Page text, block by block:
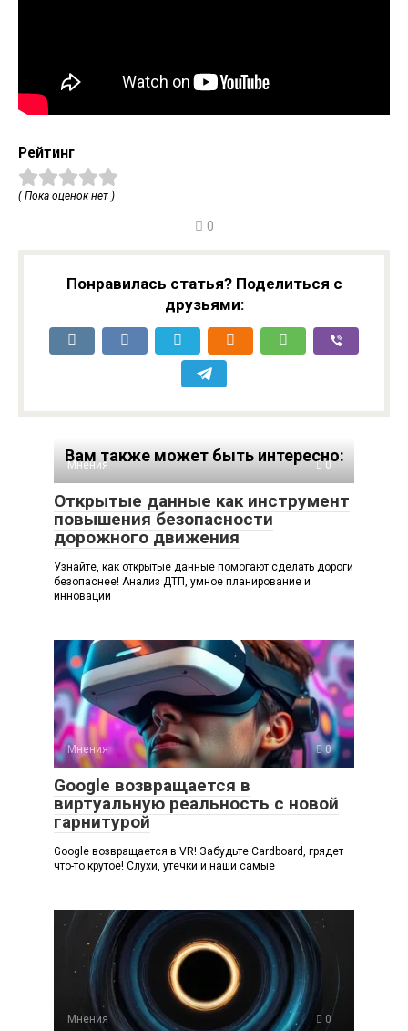
Рейтинг
( Пока оценок нет )
0
Понравилась статья? Поделиться с
друзьями:
Вам также может быть интересно:
Мнения 0
Открытые данные как инструмент
повышения безопасности
дорожного движения
Узнайте, как открытые данные помогают сделать дороги
безопаснее! Анализ ДТП, умное планирование и
инновации
Мнения 0
Google возвращается в
виртуальную реальность с новой
гарнитурой
Google возвращается в VR! Забудьте Cardboard, грядет
что-то крутое! Слухи, утечки и наши самые
Мнения 0